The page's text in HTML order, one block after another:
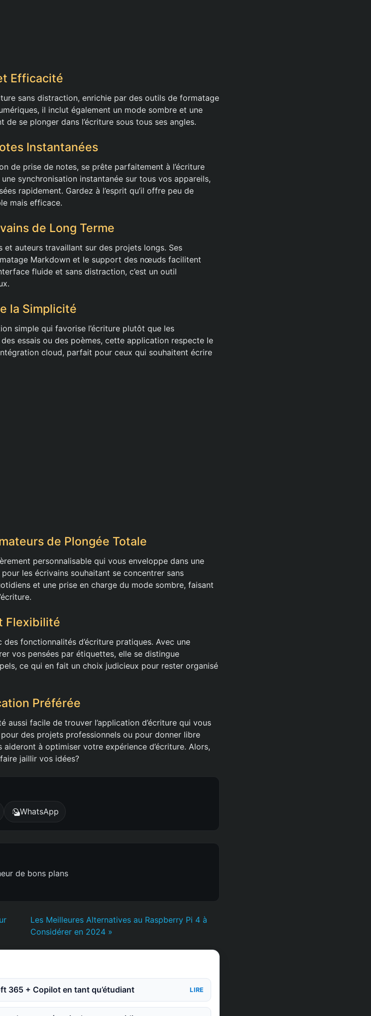
Efficacité
sans distraction, enrichie par des outils de formatage
il inclut également un mode sombre et une
se plonger dans l’écriture sous tous ses angles.
Instantanées
de prise de notes, se prête parfaitement à l’écriture
synchronisation instantanée sur tous vos appareils,
rapidement. Gardez à l’esprit qu’il offre peu de
mais efficace.
de Long Terme
auteurs travaillant sur des projets longs. Ses
Markdown et le support des nœuds facilitent
fluide et sans distraction, c’est un outil
la Simplicité
simple qui favorise l’écriture plutôt que les
essais ou des poèmes, cette application respecte le
cloud, parfait pour ceux qui souhaitent écrire
de Plongée Totale
personnalisable qui vous enveloppe dans une
les écrivains souhaitant se concentrer sans
et une prise en charge du mode sombre, faisant
Flexibilité
fonctionnalités d’écriture pratiques. Avec une
vos pensées par étiquettes, elle se distingue
ce qui en fait un choix judicieux pour rester organisé
Préférée
aussi facile de trouver l’application d’écriture qui vous
des projets professionnels ou pour donner libre
à optimiser votre expérience d’écriture. Alors,
jaillir vos idées?
WhatsApp
de bons plans
Les Meilleures Alternatives au Raspberry Pi 4 à
Considérer en 2024 »
365 + Copilot en tant qu’étudiant LIRE